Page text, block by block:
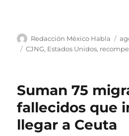
A
u
Redacción México Habla
P
u
c
a
E
u
t
a
s
CJNG, Estados Unidos,
Suman 75
fallecidos que
llegar a Ceuta